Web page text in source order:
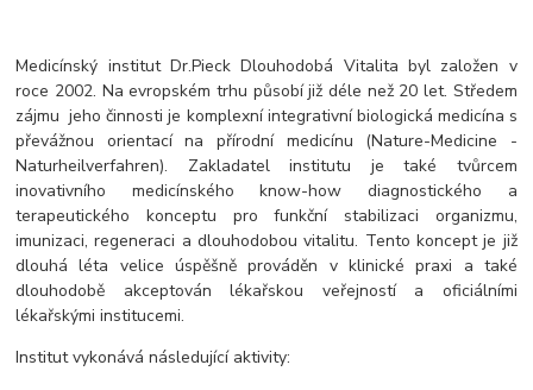
Medicínský institut Dr.Pieck Dlouhodobá Vitalita byl založen v
roce 2002. Na evropském trhu působí již déle než 20 let. Středem
zájmu jeho činnosti je komplexní integrativní biologická medicína s
převážnou orientací na přírodní medicínu (Nature-Medicine -
Naturheilverfahren). Zakladatel institutu je také tvůrcem
inovativního medicínského know-how diagnostického a
terapeutického konceptu pro funkční stabilizaci organizmu,
imunizaci, regeneraci a dlouhodobou vitalitu. Tento koncept je již
dlouhá léta velice úspěšně prováděn v klinické praxi a také
dlouhodobě akceptován lékařskou veřejností a oficiálními
lékařskými institucemi.
Institut vykonává následující aktivity: